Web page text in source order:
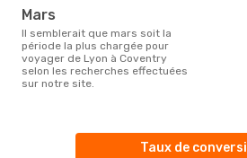
mars
Il semblerait que mars soit la
période la plus chargée pour
voyager de Lyon à Coventry
selon les recherches effectuées
sur notre site.
Taux de